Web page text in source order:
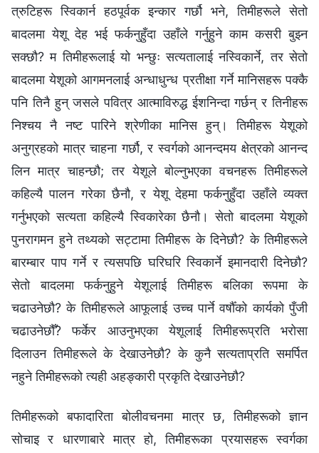
त्रुटिहरू स्विकार्न हठपूर्वक इन्कार गर्छौ भने, तिमीहरूले सेतो
बादलमा येशू देह भई फर्कनुहुँदा उहाँले गर्नुहुने काम कसरी बुझ्न
सक्छौ? म तिमीहरूलाई यो भन्छुः सत्यतालाई नस्विकार्ने, तर सेतो
बादलमा येशूको आगमनलाई अन्धाधुन्ध प्रतीक्षा गर्ने मानिसहरू पक्कै
पनि तिनै हुन् जसले पवित्र आत्माविरुद्ध ईशनिन्दा गर्छन् र तिनीहरू
निश्‍चय नै नष्ट पारिने श्रेणीका मानिस हुन्। तिमीहरू येशूको
अनुग्रहको मात्र चाहना गर्छौ, र स्वर्गको आनन्दमय क्षेत्रको आनन्द
लिन मात्र चाहन्छौ; तर येशूले बोल्नुभएका वचनहरू तिमीहरूले
कहिल्यै पालन गरेका छैनौ, र येशू देहमा फर्कनुहुँदा उहाँले व्यक्त
गर्नुभएको सत्यता कहिल्यै स्विकारेका छैनौ। सेतो बादलमा येशूको
पुनरागमन हुने तथ्यको सट्टामा तिमीहरू के दिनेछौ? के तिमीहरूले
बारम्बार पाप गर्ने र त्यसपछि घरिघरि स्विकार्ने इमानदारी दिनेछौ?
सेतो बादलमा फर्कनुहुने येशूलाई तिमीहरू बलिका रूपमा के
चढाउनेछौ? के तिमीहरूले आफूलाई उच्‍च पार्ने वर्षौँको कार्यको पुँजी
चढाउनेछौँ? फर्केर आउनुभएका येशूलाई तिमीहरूप्रति भरोसा
दिलाउन तिमीहरूले के देखाउनेछौ? के कुनै सत्यताप्रति समर्पित
नहुने तिमीहरूको त्यही अहङ्कारी प्रकृति देखाउनेछौ?
तिमीहरूको बफादारिता बोलीवचनमा मात्र छ, तिमीहरूको ज्ञान
सोचाइ र धारणाबारे मात्र हो, तिमीहरूका प्रयासहरू स्वर्गका